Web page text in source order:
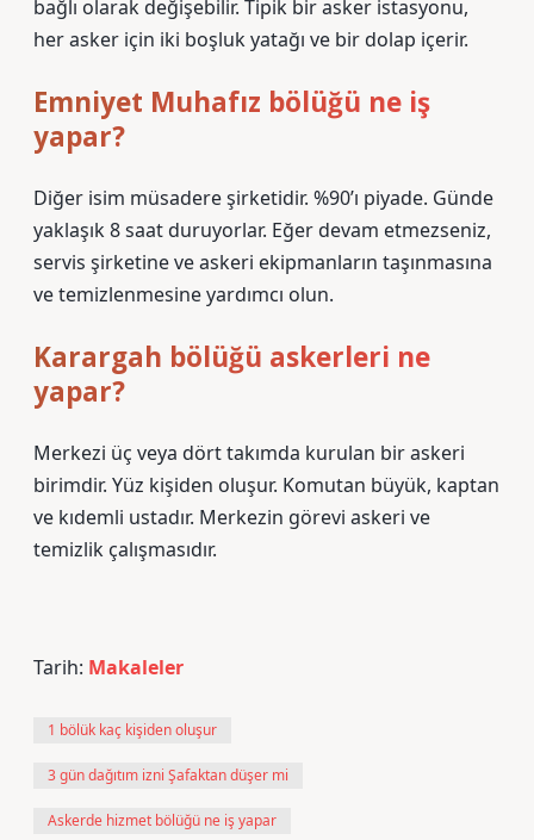
bağlı olarak değişebilir. Tipik bir asker istasyonu,
her asker için iki boşluk yatağı ve bir dolap içerir.
Emniyet Muhafız bölüğü ne iş
yapar?
Diğer isim müsadere şirketidir. %90’ı piyade. Günde
yaklaşık 8 saat duruyorlar. Eğer devam etmezseniz,
servis şirketine ve askeri ekipmanların taşınmasına
ve temizlenmesine yardımcı olun.
Karargah bölüğü askerleri ne
yapar?
Merkezi üç veya dört takımda kurulan bir askeri
birimdir. Yüz kişiden oluşur. Komutan büyük, kaptan
ve kıdemli ustadır. Merkezin görevi askeri ve
temizlik çalışmasıdır.
Tarih: Makaleler
1 bölük kaç kişiden oluşur
3 gün dağıtım izni Şafaktan düşer mi
Askerde hizmet bölüğü ne iş yapar